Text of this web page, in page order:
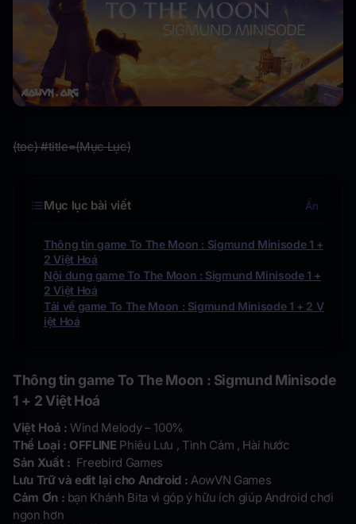
(toc) #title=(Mục Lục)
Mục lục bài viết Ẩn
Thông tin game To The Moon : Sigmund Minisode 1 +
2 Việt Hoá
Nội dung game To The Moon : Sigmund Minisode 1 +
2 Việt Hoá
Tải về game To The Moon : Sigmund Minisode 1 + 2 V
iệt Hoá
Thông tin game To The Moon : Sigmund Minisode
1 + 2 Việt Hoá
Việt Hoá :Wind Melody – 100%
Thể Loại : OFFLINE Phiêu Lưu , Tình Cảm , Hài hước
Sản Xuất : Freebird Games
Lưu Trữ và edit lại cho Android : AowVN Games
Cảm Ơn : bạn Khánh Bita vì góp ý hữu ích giúp Android chơi
ngon hơn